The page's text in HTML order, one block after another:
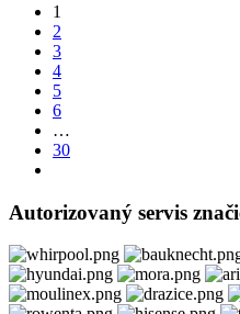
1
2
3
4
5
6
…
30
Autorizovaný servis